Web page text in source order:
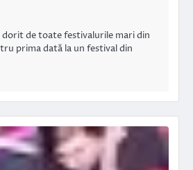
dorit de toate festivalurile mari din
prima dată la un festival din